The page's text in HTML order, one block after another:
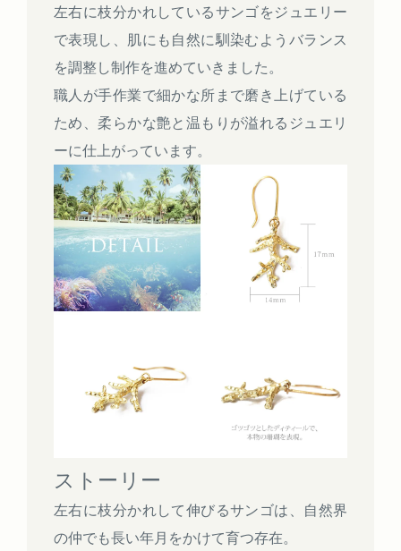
左右に枝分かれしているサンゴをジュエリー
で表現し、肌にも自然に馴染むようバランス
を調整し制作を進めていきました。
職人が手作業で細かな所まで磨き上げている
ため、柔らかな艶と温もりが溢れるジュエリ
ーに仕上がっています。
ストーリー
左右に枝分かれして伸びるサンゴは、自然界
の仲でも長い年月をかけて育つ存在。